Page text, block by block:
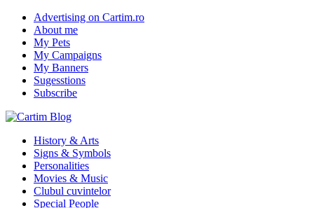
Advertising on Cartim.ro
About me
My Pets
My Campaigns
My Banners
Sugesstions
Subscribe
History & Arts
Signs & Symbols
Personalities
Movies & Music
Clubul cuvintelor
Special People